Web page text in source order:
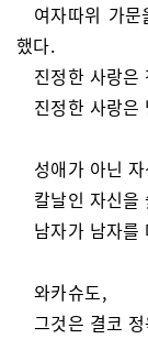
여자따위 가
했다.
진정한 사랑은
진정한 사랑은
성애가 아닌
칼날인 자신을
남자가 남자를
와카슈도,
그것은 결코